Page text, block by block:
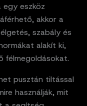
egy eszköz
akkor a
szabály és
alakít ki,
félmegoldásokat.
pusztán tiltással
használják, mit